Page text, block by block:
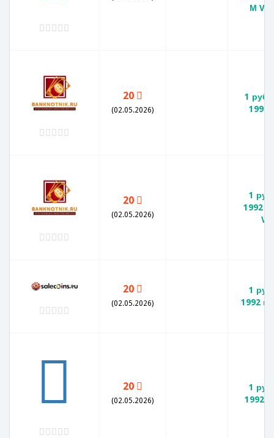
М VF-
20
(02.05.2026)
1
1992
20
(02.05.2026)
1
1992
VF
20
(02.05.2026)
1
1992
20
(02.05.2026)
1
1992 Л